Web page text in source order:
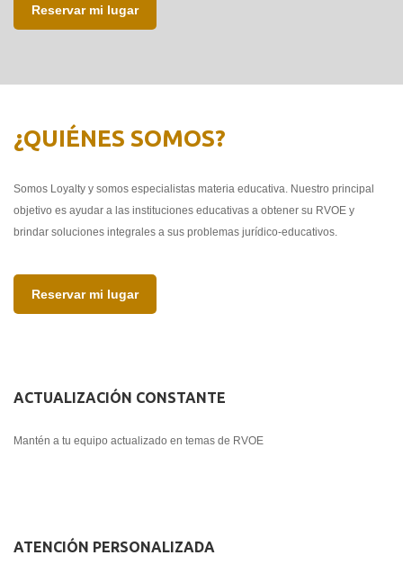
Reservar mi lugar
¿QUIÉNES SOMOS?
Somos Loyalty y somos especialistas materia educativa. Nuestro principal
objetivo es ayudar a las instituciones educativas a obtener su RVOE y
brindar soluciones integrales a sus problemas jurídico-educativos.
Reservar mi lugar
ACTUALIZACIÓN CONSTANTE
Mantén a tu equipo actualizado en temas de RVOE
ATENCIÓN PERSONALIZADA